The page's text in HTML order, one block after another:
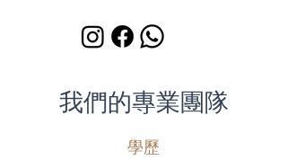
我們的專業團隊
學歷